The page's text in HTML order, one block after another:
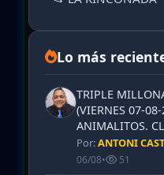
Lo más
TRIPLE
(VIERNES 07-
ANIMALITOS.
Por:ANTONI
06/08• 51